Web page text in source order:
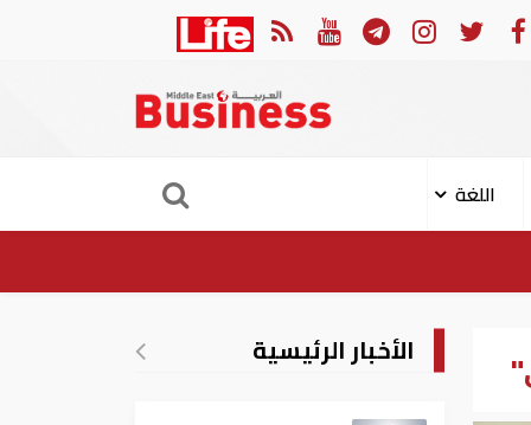
11 مدنيا في هجوم حوثي على نجران
اللغة
الأخبار الرئيسية